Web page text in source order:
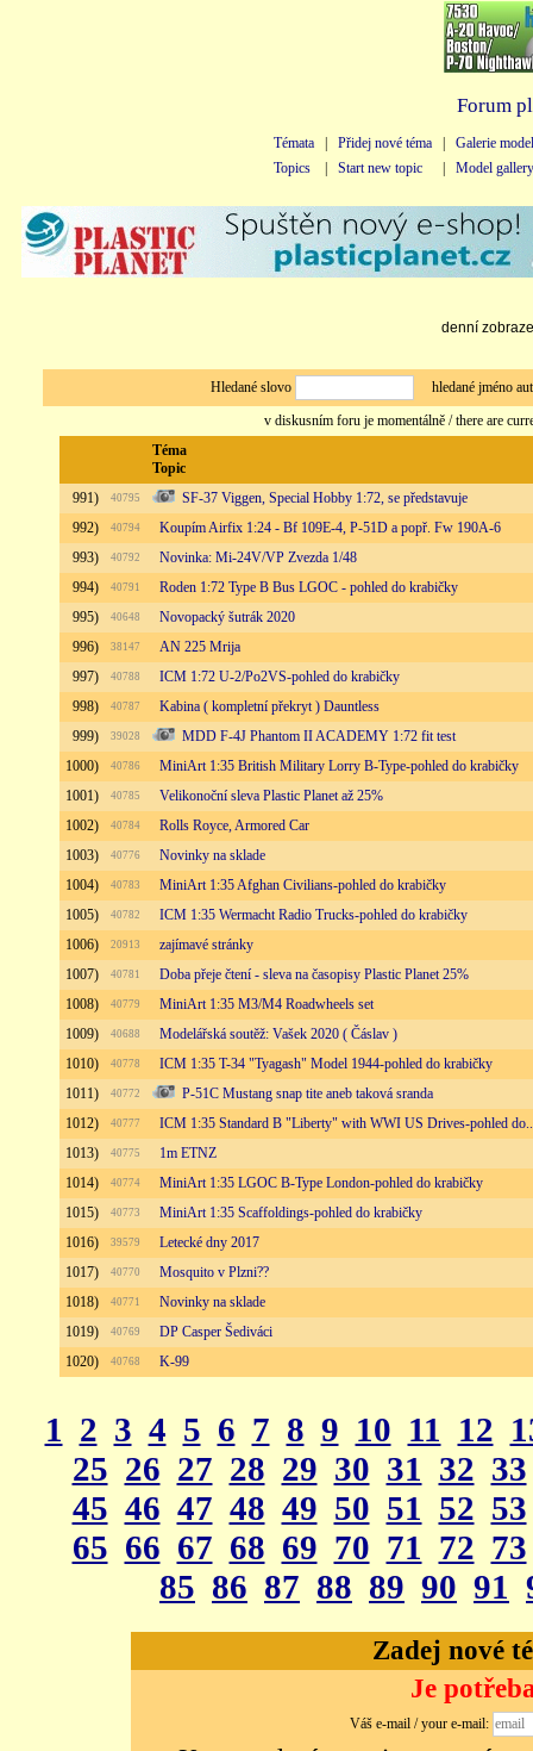
Forum
Témata Přidej nové téma
Galerie
Topics
Start new topic Model gallery
denní
Hledané slovo
hledané jméno
v diskusním foru je momentálně / there are
Téma
Topic
991)
40795
SF-37 Viggen, Special Hobby 1:72, se představuje
992)
40794
Koupím Airfix 1:24 - Bf 109E-4, P-51D a popř. Fw 190A-6
993)
40792
Novinka: Mi-24V/VP Zvezda 1/48
994)
40791
Roden 1:72 Type B Bus LGOC - pohled do krabičky
995)
40648
Novopacký šutrák 2020
996)
38147
AN 225 Mrija
997)
40788
ICM 1:72 U-2/Po2VS-pohled do krabičky
998)
40787
Kabina ( kompletní překryt ) Dauntless
999)
39028
MDD F-4J Phantom II ACADEMY 1:72 fit test
1000)
40786
MiniArt 1:35 British Military Lorry B-Type-pohled do krabičky
1001)
40785
Velikonoční sleva Plastic Planet až 25%
1002)
40784
Rolls Royce, Armored Car
1003)
40776
Novinky na sklade
1004)
40783
MiniArt 1:35 Afghan Civilians-pohled do krabičky
1005)
40782
ICM 1:35 Wermacht Radio Trucks-pohled do krabičky
1006)
20913
zajímavé stránky
1007)
40781
Doba přeje čtení - sleva na časopisy Plastic Planet 25%
1008)
40779
MiniArt 1:35 M3/M4 Roadwheels set
1009)
40688
Modelářská soutěž: Vašek 2020 ( Čáslav )
1010)
40778
ICM 1:35 T-34 "Tyagash" Model 1944-pohled do krabičky
1011)
40772
P-51C Mustang snap tite aneb taková sranda
1012)
40777
ICM 1:35 Standard B "Liberty" with WWI US Drives-pohled
1013)
40775
1m ETNZ
1014)
40774
MiniArt 1:35 LGOC B-Type London-pohled do krabičky
1015)
40773
MiniArt 1:35 Scaffoldings-pohled do krabičky
1016)
39579
Letecké dny 2017
1017)
40770
Mosquito v Plzni??
1018)
40771
Novinky na sklade
1019)
40769
DP Casper Šediváci
1020)
40768 K-99
1 2 3 4 5 6 7 8 9 10 11 12
25 26 27 28 29 30 31 32 33
45 46 47 48 49 50 51 52 53
65 66 67 68 69 70 71 72 73
85 86 87 88 89 90 91
Zadej nové
Je
Váš e-mail / your e-mail: